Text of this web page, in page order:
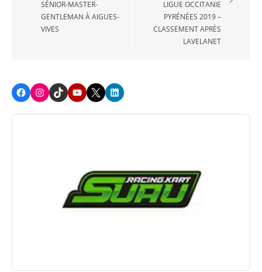
l’article
SÉNIOR-MASTER-
GENTLEMAN À AIGUES-
VIVES
LIGUE OCCITANIE
PYRÉNÉES 2019 –
CLASSEMENT APRÈS
LAVELANET
FacebookInstagram
TikTokYoutube
X LinkedIn